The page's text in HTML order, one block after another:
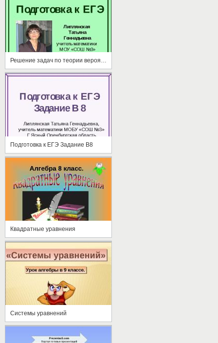
Подготовка к ЕГЭ Задание В8
Квадратные уравнения
Системы уравнений